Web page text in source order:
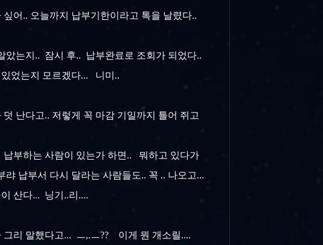
어.. 오늘까지 납부기한이라고 톡을 날렸다..
는지.. 잠시 후.. 납부완료로 조회가 되었다..
었는지 모르겠다... 니미..
난다고.. 저렇게 꼭 마감 기일까지 틀어 쥐고
부하는 사람이 있는가 하면.. 뭐하고 있다가
납부서 다시 달라는 사람들도.. 꼭 .. 나오고...
산다... 닝기..리....
리 말했다고... ㅡ,.ㅡ?? 이게 뭔 개소릴....